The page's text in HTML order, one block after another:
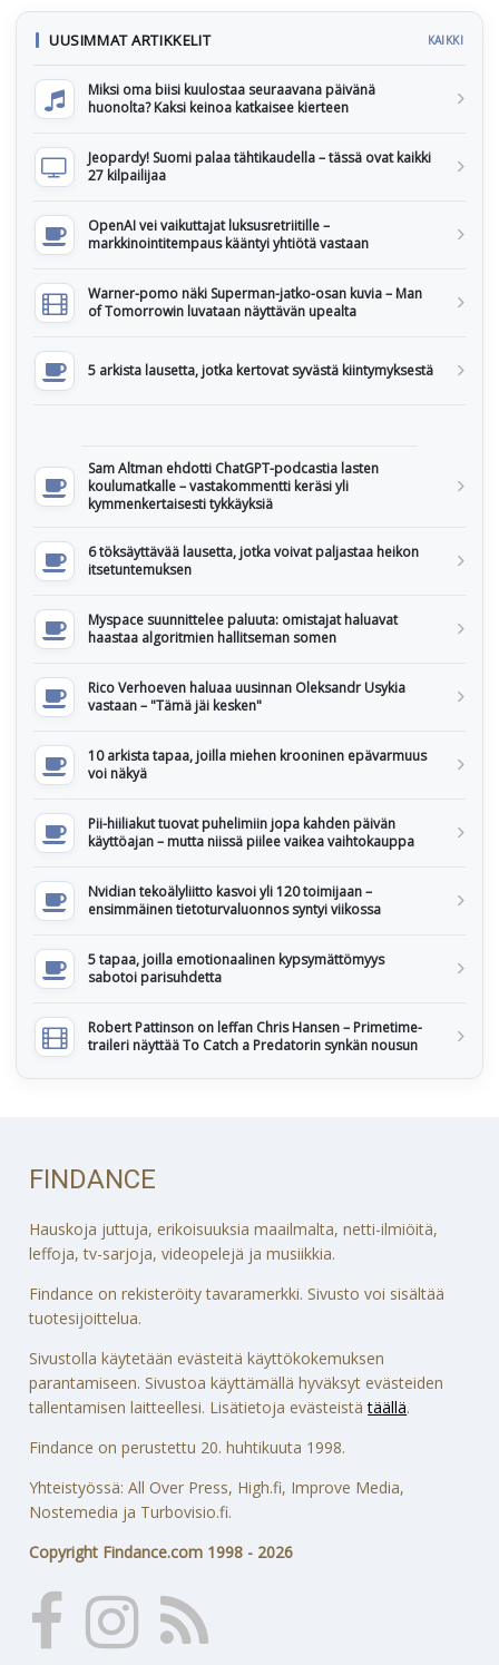
UUSIMMAT ARTIKKELIT KAIKKI
Miksi oma biisi kuulostaa seuraavana päivänä
huonolta? Kaksi keinoa katkaisee kierteen
Jeopardy! Suomi palaa tähtikaudella – tässä ovat kaikki
27 kilpailijaa
OpenAI vei vaikuttajat luksusretriitille –
markkinointitempaus kääntyi yhtiötä vastaan
Warner-pomo näki Superman-jatko-osan kuvia – Man
of Tomorrowin luvataan näyttävän upealta
5 arkista lausetta, jotka kertovat syvästä kiintymyksestä
Sam Altman ehdotti ChatGPT-podcastia lasten
koulumatkalle – vastakommentti keräsi yli
kymmenkertaisesti tykkäyksiä
6 töksäyttävää lausetta, jotka voivat paljastaa heikon
itsetuntemuksen
Myspace suunnittelee paluuta: omistajat haluavat
haastaa algoritmien hallitseman somen
Rico Verhoeven haluaa uusinnan Oleksandr Usykia
vastaan – "Tämä jäi kesken"
10 arkista tapaa, joilla miehen krooninen epävarmuus
voi näkyä
Pii-hiiliakut tuovat puhelimiin jopa kahden päivän
käyttöajan – mutta niissä piilee vaikea vaihtokauppa
Nvidian tekoälyliitto kasvoi yli 120 toimijaan –
ensimmäinen tietoturvaluonnos syntyi viikossa
5 tapaa, joilla emotionaalinen kypsymättömyys
sabotoi parisuhdetta
Robert Pattinson on leffan Chris Hansen – Primetime-
traileri näyttää To Catch a Predatorin synkän nousun
FINDANCE
Hauskoja juttuja, erikoisuuksia maailmalta, netti-ilmiöitä,
leffoja, tv-sarjoja, videopelejä ja musiikkia.
Findance on rekisteröity tavaramerkki. Sivusto voi sisältää
tuotesijoittelua.
Sivustolla käytetään evästeitä käyttökokemuksen
parantamiseen. Sivustoa käyttämällä hyväksyt evästeiden
tallentamisen laitteellesi. Lisätietoja evästeistätäällä.
Findance on perustettu 20. huhtikuuta 1998.
Yhteistyössä: All Over Press, High.fi, Improve Media,
Nostemedia ja Turbovisio.fi.
Copyright Findance.com 1998 - 2026